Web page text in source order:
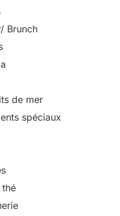
Brunch
de mer
spéciaux
thé